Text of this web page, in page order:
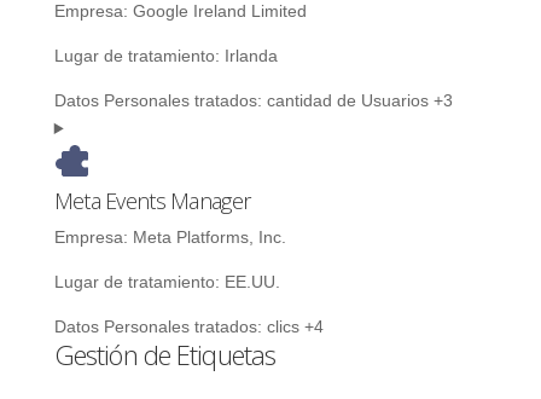
Empresa: Google Ireland Limited
Lugar de tratamiento: Irlanda
Datos Personales tratados: cantidad de Usuarios +3
Meta Events Manager
Empresa: Meta Platforms, Inc.
Lugar de tratamiento: EE.UU.
Datos Personales tratados: clics +4
Gestión de Etiquetas